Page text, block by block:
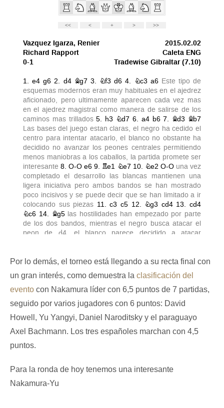
Por lo demás, el torneo está llegando a su recta final con
un gran interés, como demuestra la clasificación del
evento con Nakamura líder con 6,5 puntos de 7 partidas,
seguido por varios jugadores con 6 puntos: David
Howell, Yu Yangyi, Daniel Naroditsky y el paraguayo
Axel Bachmann. Los tres españoles marchan con 4,5
puntos.
Para la ronda de hoy tenemos una interesante
Nakamura-Yu